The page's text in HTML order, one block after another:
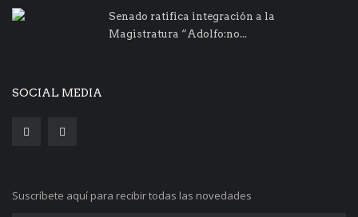
Senado ratifica integración a la
Magistratura “Adolfo:no...
SOCIAL MEDIA
Suscríbete aquí para recibir todas las novedades